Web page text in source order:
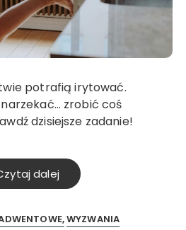
zrobić coś
dzisiejsze zadanie!
dalej
WYZWANIA